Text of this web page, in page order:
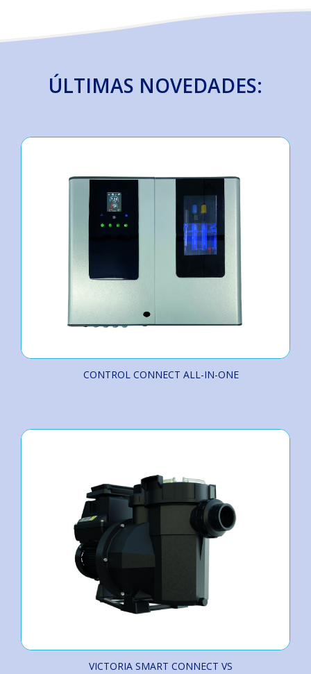
ÚLTIMAS NOVEDADES:
CONTROL CONNECT ALL-IN-ONE
VICTORIA SMART CONNECT VS